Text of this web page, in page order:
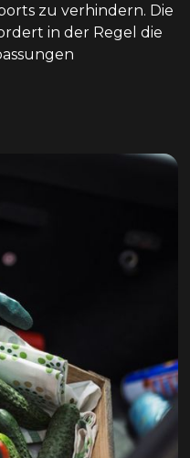
zu verhindern. Die
in der Regel die